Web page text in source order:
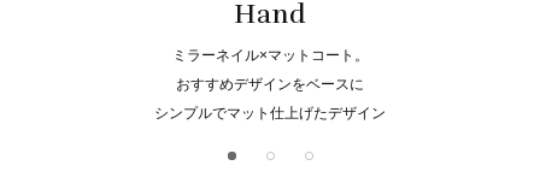
Hand
ミラーネイル×マットコート。
おすすめデザインをベースに
シンプルでマット仕上げたデザイン